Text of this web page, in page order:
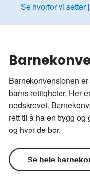
Se hvorfor vi setter
Barnekonvensjonen
barns rettigheter. Her
nedskrevet.
rett til å ha en trygg og
og hvor de bor.
Se hele